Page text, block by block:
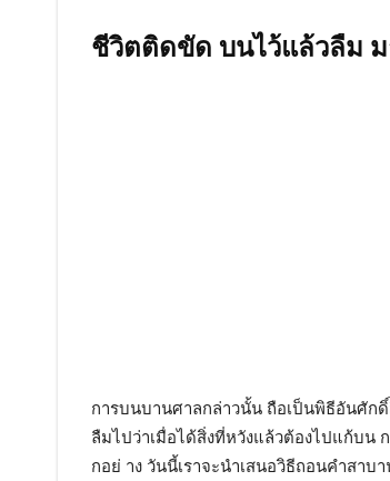
ชีวิตติดขัด บนไว้แล้วลืม ม
การบนบานศาลกล่าวนั้น ถือเป็นพิธีอันศัก
ลืมไปว่าเมื่อได้สิ่งที่หวังแล้วต้องไปแก้บน
กอย่ าง วันนี้เราจะนำเสนอวิธีถอนคำสา